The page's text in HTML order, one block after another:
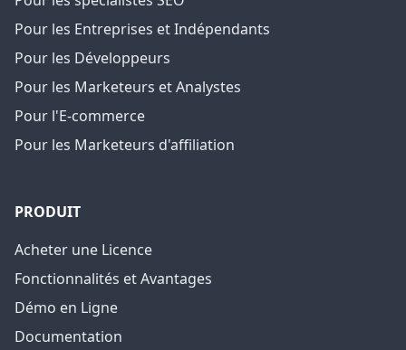
Pour les Entreprises et Indépendants
Pour les Développeurs
Pour les Marketeurs et Analystes
Pour l'E-commerce
Pour les Marketeurs d'affiliation
PRODUIT
Acheter une Licence
Fonctionnalités et Avantages
Démo en Ligne
Documentation